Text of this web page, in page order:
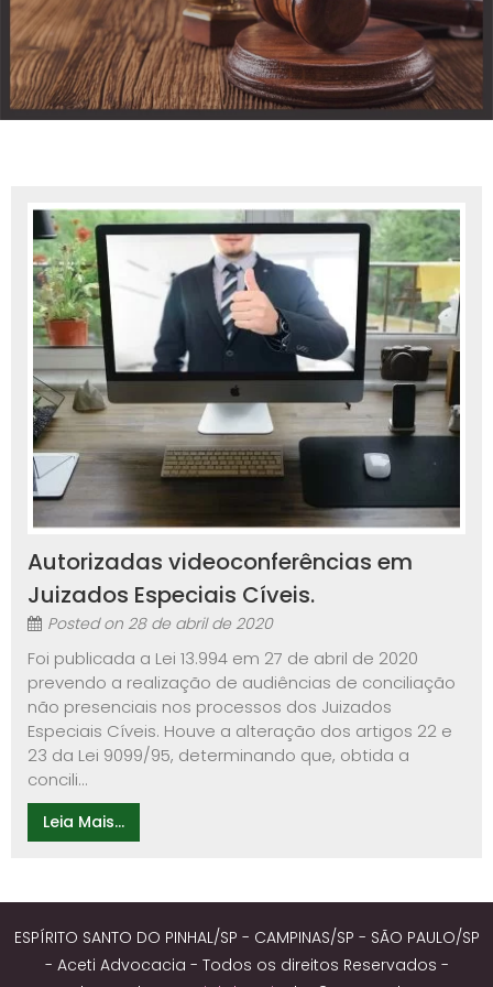
Autorizadas videoconferências em
Juizados Especiais Cíveis.
Posted on 28 de abril de 2020
Foi publicada a Lei 13.994 em 27 de abril de 2020
prevendo a realização de audiências de conciliação
não presenciais nos processos dos Juizados
Especiais Cíveis. Houve a alteração dos artigos 22 e
23 da Lei 9099/95, determinando que, obtida a
concili...
Leia Mais...
ESPÍRITO SANTO DO PINHAL/SP - CAMPINAS/SP - SÃO PAULO/SP
- Aceti Advocacia - Todos os direitos Reservados -